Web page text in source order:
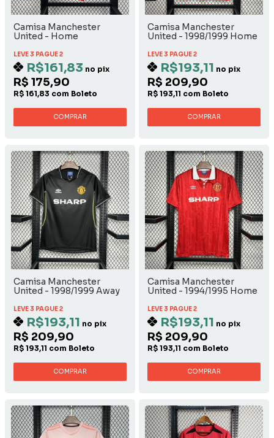
Camisa Manchester
United - Home
LEVE 3 PAGUE 2
R$161,83 no pix
R$ 175,90
R$ 161,83 com Boleto
COMPRAR
Camisa Manchester
United - 1998/1999 Home
LEVE 3 PAGUE 2
R$193,11 no pix
R$ 209,90
R$ 193,11 com Boleto
COMPRAR
Camisa Manchester
United - 1998/1999 Away
LEVE 3 PAGUE 2
R$193,11 no pix
R$ 209,90
R$ 193,11 com Boleto
COMPRAR
Camisa Manchester
United - 1994/1995 Home
LEVE 3 PAGUE 2
R$193,11 no pix
R$ 209,90
R$ 193,11 com Boleto
COMPRAR